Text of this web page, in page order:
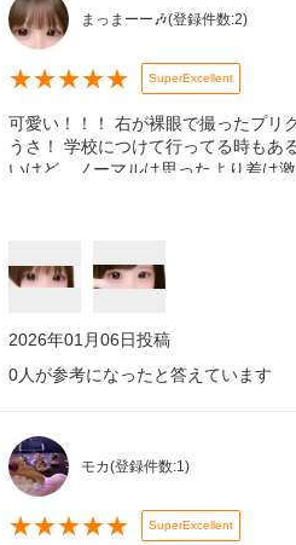
まっまーー🎶(登録件数:2)
★★★★★ SuperExcellent
可愛い！！！ 右が裸眼で撮ったプリ
うさ！ 学校につけて行ってる時もあ
いけど、ノーマルは思ったより差は
2026年01月06日投稿
0人が参考になったと答えています
モカ(登録件数:1)
★★★★★ SuperExcellent